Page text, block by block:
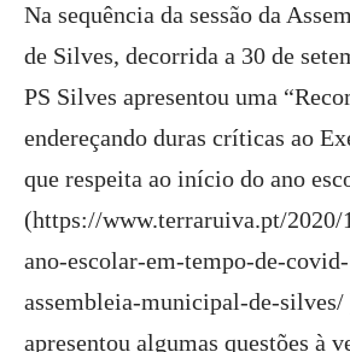
Na sequência da sessão da
de Silves, decorrida a 30 de
PS Silves apresentou uma
endereçando duras críticas ao
que respeita ao início do ano
(https://www.terraruiva.pt/
ano-escolar-em-tempo-de-
assembleia-municipal-de-silves/
apresentou algumas questões à